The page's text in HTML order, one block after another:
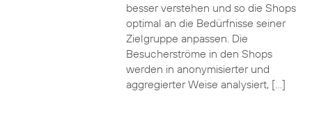
besser verstehen und so die Shops
optimal an die Bedürfnisse seiner
Zielgruppe anpassen. Die
Besucherströme in den Shops
werden in anonymisierter und
aggregierter Weise analysiert, […]